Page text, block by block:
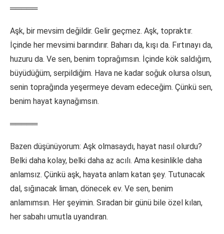
═════
Aşk, bir mevsim değildir. Gelir geçmez. Aşk, topraktır.
İçinde her mevsimi barındırır. Baharı da, kışı da. Fırtınayı da,
huzuru da. Ve sen, benim toprağımsın. İçinde kök saldığım,
büyüdüğüm, serpildiğim. Hava ne kadar soğuk olursa olsun,
senin toprağında yeşermeye devam edeceğim. Çünkü sen,
benim hayat kaynağımsın.
═════
Bazen düşünüyorum: Aşk olmasaydı, hayat nasıl olurdu?
Belki daha kolay, belki daha az acılı. Ama kesinlikle daha
anlamsız. Çünkü aşk, hayata anlam katan şey. Tutunacak
dal, sığınacak liman, dönecek ev. Ve sen, benim
anlamımsın. Her şeyimin. Sıradan bir günü bile özel kılan,
her sabahı umutla uyandıran.